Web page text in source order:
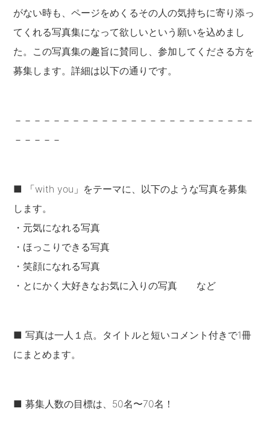
がない時も、ページをめくるその人の気持ちに寄り添っ
てくれる写真集になって欲しいという願いを込めまし
た。この写真集の趣旨に賛同し、参加してくださる方を
募集します。詳細は以下の通りです。
－－－－－－－－－－－－－－－－－－－－－－－－－
－－－－－
■ 「with you」をテーマに、以下のような写真を募集
します。
・元気になれる写真
・ほっこりできる写真
・笑顔になれる写真
・とにかく大好きなお気に入りの写真 など
■ 写真は一人１点。タイトルと短いコメント付きで1冊
にまとめます。
■ 募集人数の目標は、50名〜70名！